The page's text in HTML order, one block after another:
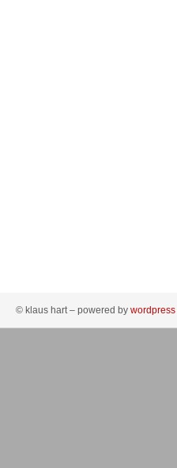
© klaus hart – powered by wordpress